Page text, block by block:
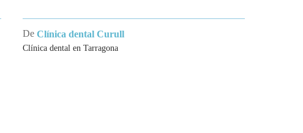
DeClínica dental Curull
Clínica dental en Tarragona